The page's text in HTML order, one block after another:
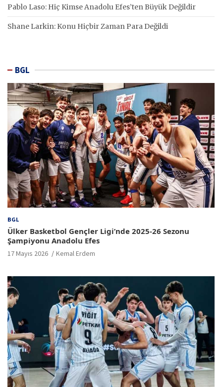
Pablo Laso: Hiç Kimse Anadolu Efes’ten Büyük Değildir
Shane Larkin: Konu Hiçbir Zaman Para Değildi
BGL
BGL
Ülker Basketbol Gençler Ligi’nde 2025-26 Sezonu
Şampiyonu Anadolu Efes
17 Mayıs 2026 Kemal Erdem